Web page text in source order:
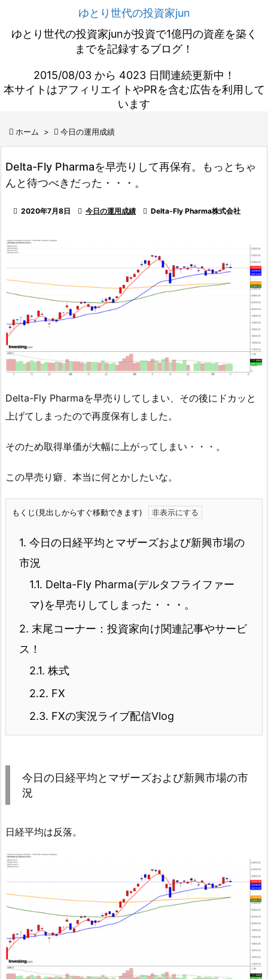
ゆとり世代の投資家jun
ゆとり世代の投資家junが投資で1億円の資産を築く
までを記録するブログ！
2015/08/03 から 4023 日間連続更新中！
本サイトはアフィリエイトやPRを含む広告を利用して
います
 ホーム >  今日の運用成績
Delta-Fly Pharmaを早売りして再保有。もっとちゃ
んと待つべきだった・・・。
 2020年7月8日  今日の運用成績  Delta-Fly Pharma株式会社
Delta-Fly Pharmaを早売りしてしまい、その後にドカッと
上げてしまったので再度保有しました。
そのため取得単価が大幅に上がってしまい・・・。
この早売り癖、本当に何とかしたいな。
もくじ(見出しからすぐ移動できます)
1. 今日の日経平均とマザーズおよび新興市場の
市況
1.1. Delta-Fly Pharma(デルタフライファー
マ)を早売りしてしまった・・・。
2. 末尾コーナー：投資家向け関連記事やサービ
ス！
2.1. 株式
2.2. FX
2.3. FXの実況ライブ配信Vlog
今日の日経平均とマザーズおよび新興市場の市
況
日経平均は反落。